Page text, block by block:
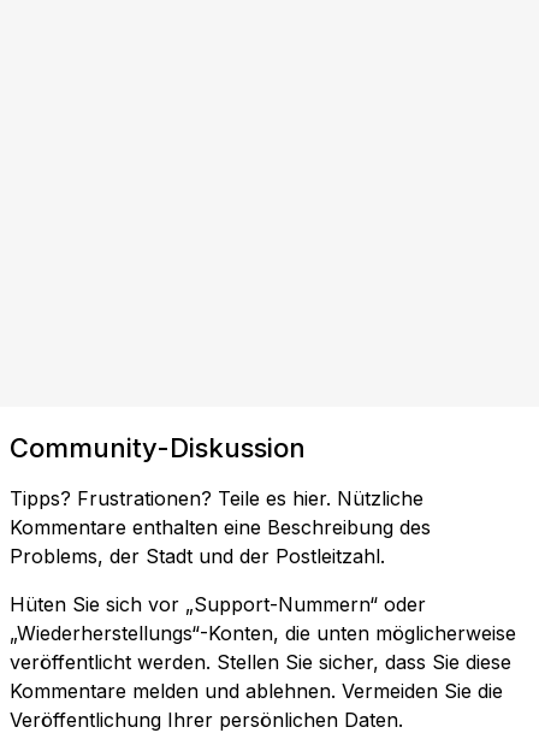
Community-Diskussion
Tipps? Frustrationen? Teile es hier. Nützliche
Kommentare enthalten eine Beschreibung des
Problems, der Stadt und der Postleitzahl.
Hüten Sie sich vor „Support-Nummern“ oder
„Wiederherstellungs“-Konten, die unten möglicherweise
veröffentlicht werden. Stellen Sie sicher, dass Sie diese
Kommentare melden und ablehnen. Vermeiden Sie die
Veröffentlichung Ihrer persönlichen Daten.